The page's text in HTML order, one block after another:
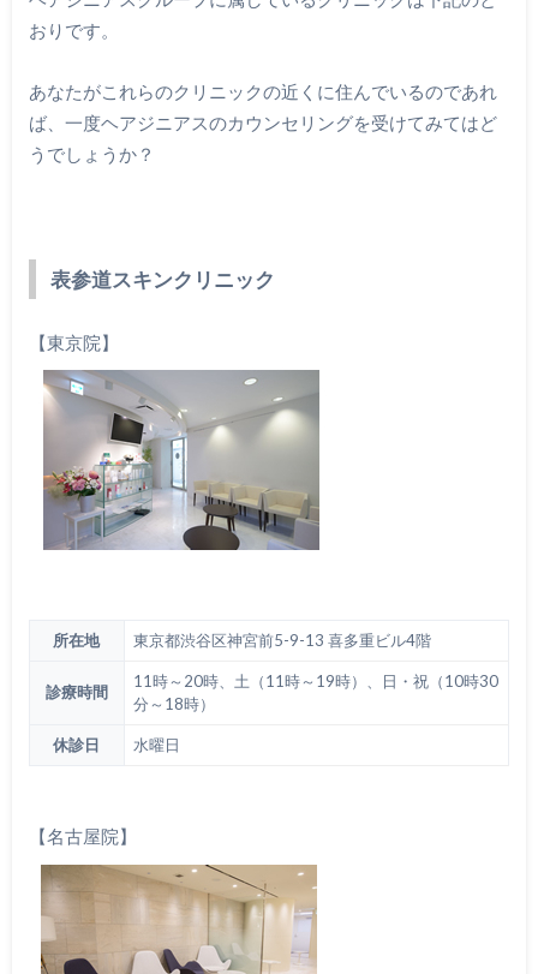
おりです。
あなたがこれらのクリニックの近くに住んでいるのであれ
ば、一度ヘアジニアスのカウンセリングを受けてみてはど
うでしょうか？
表参道スキンクリニック
【東京院】
所在地 東京都渋谷区神宮前5-9-13 喜多重ビル4階
診療時間
11時～20時、土（11時～19時）、日・祝（10時30
分～18時）
休診日 水曜日
【名古屋院】